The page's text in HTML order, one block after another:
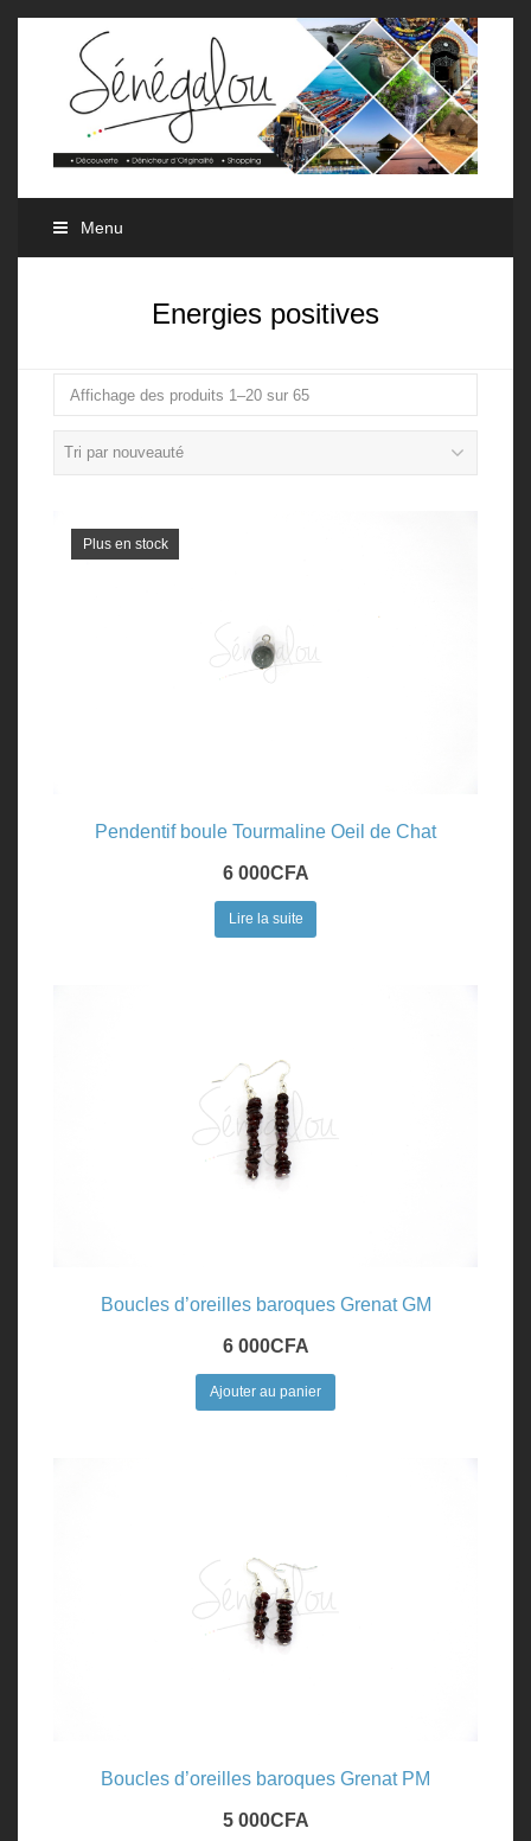
Menu
Energies positives
Affichage des produits 1–20 sur 65
Plus en stock
Pendentif boule Tourmaline Oeil de Chat
6 000CFA
Lire la suite
Boucles d’oreilles baroques Grenat GM
6 000CFA
Ajouter au panier
Boucles d’oreilles baroques Grenat PM
5 000CFA